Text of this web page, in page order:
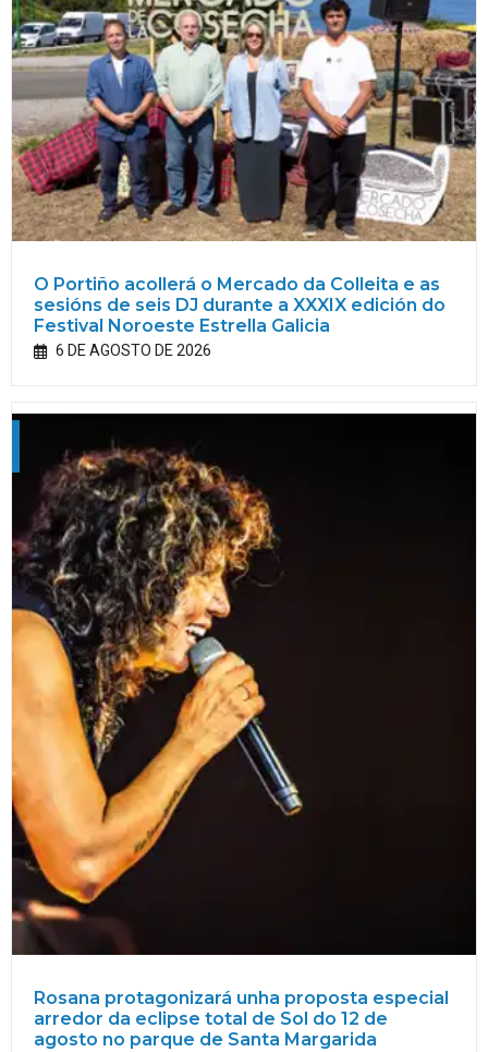
O Portiño acollerá o Mercado da Colleita e as
sesións de seis DJ durante a XXXIX edición do
Festival Noroeste Estrella Galicia
6 DE AGOSTO DE 2026
Rosana protagonizará unha proposta especial
arredor da eclipse total de Sol do 12 de
agosto no parque de Santa Margarida